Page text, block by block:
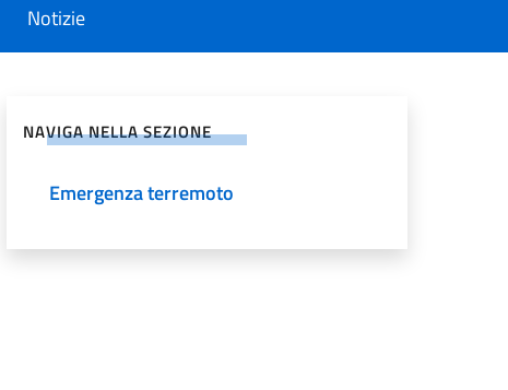
Notizie
NAVIGA NELLA SEZIONE
Emergenza terremoto